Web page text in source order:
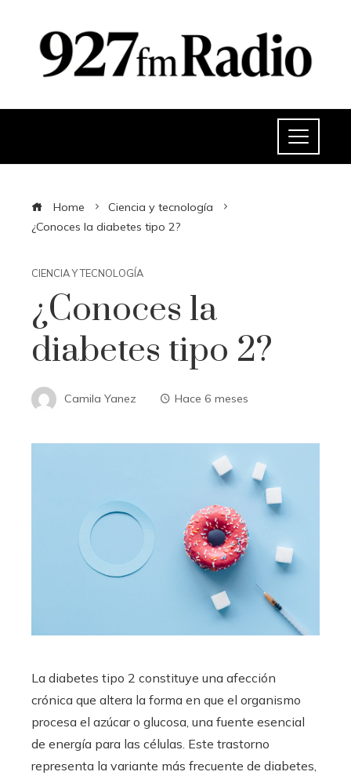
Home
Ciencia y tecnología
¿Conoces la diabetes tipo 2?
CIENCIA Y TECNOLOGÍA
¿Conoces la
diabetes tipo 2?
Camila Yanez Hace 6 meses
La diabetes tipo 2 constituye una afección
crónica que altera la forma en que el organismo
procesa el azúcar o glucosa, una fuente esencial
de energía para las células. Este trastorno
representa la variante más frecuente de diabetes,